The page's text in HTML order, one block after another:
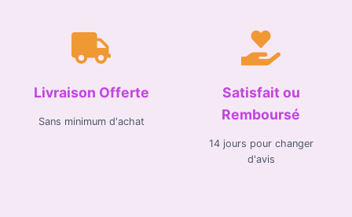
Livraison Offerte
Sans minimum d'achat
Satisfait ou
Remboursé
14 jours pour changer
d'avis